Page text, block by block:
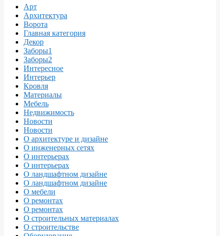
Арт
Архитектура
Ворота
Главная категория
Декор
Заборы1
Заборы2
Интересное
Интерьер
Кровля
Материалы
Мебель
Недвижимость
Новости
Новости
О архитектуре и дизайне
О инженерных сетях
О интерьерах
О интерьерах
О ландшафтном дизайне
О ландшафтном дизайне
О мебели
О ремонтах
О ремонтах
О строительных материалах
О строительстве